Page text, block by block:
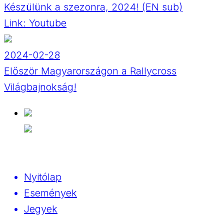
Készülünk a szezonra, 2024! (EN sub)
Link: Youtube
2024-02-28
Először Magyarországon a Rallycross
Világbajnokság!
Nyitólap
Események
Jegyek